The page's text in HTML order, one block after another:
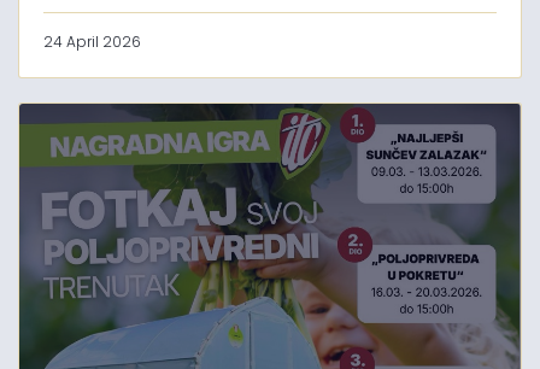
24 April 2026